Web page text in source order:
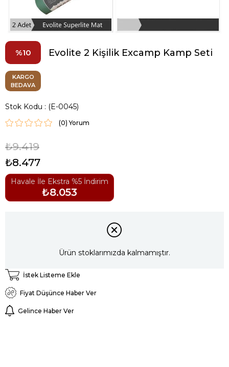
10 Evolite 2 Kişilik Excamp Kamp Seti
KARGO
BEDAVA
Stok Kodu (E-0045)
(0)
₺9.419
₺8.477
Havale İle Ekstra %5 İndirim
₺8.053
Ürün stoklarımızda kalmamıştır.
İstek Listeme Ekle
Fiyat Düşünce Haber Ver
Gelince Haber Ver